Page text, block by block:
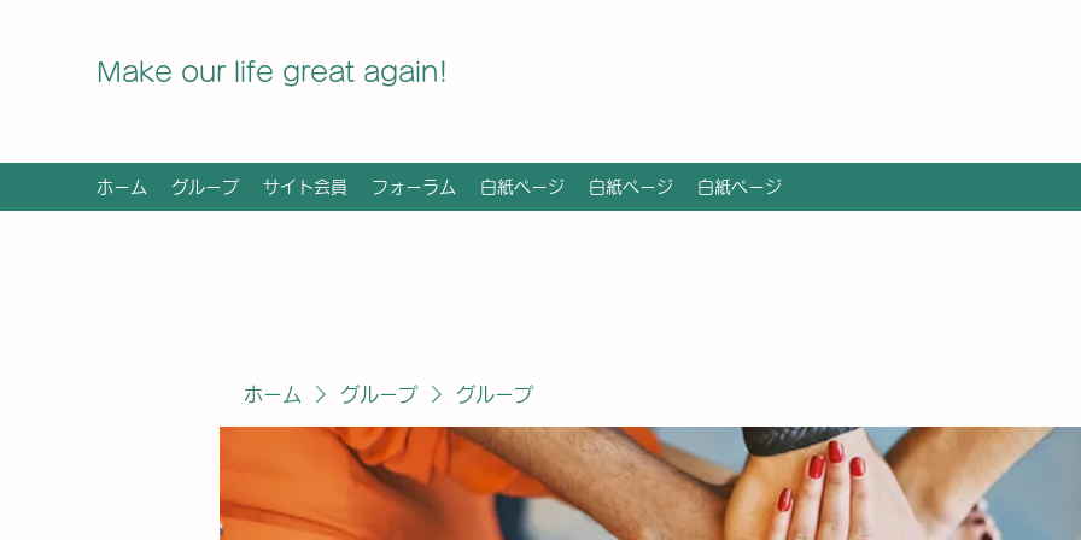
Make our life great again!
ホーム グループ サイト会員 フォーラム 白紙ページ 白紙ページ 白紙ページ
ホーム グループ グループ